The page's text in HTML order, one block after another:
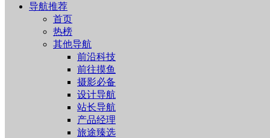
导航推荐
首页
热榜
其他导航
前沿科技
前往摸鱼
摄影必备
设计导航
站长导航
产品经理
旅途臻选